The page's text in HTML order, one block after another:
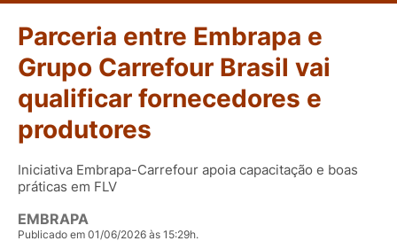
Parceria entre Embrapa e
Grupo Carrefour Brasil vai
qualificar fornecedores e
produtores
Iniciativa Embrapa-Carrefour apoia capacitação e boas
práticas em FLV
EMBRAPA
Publicado em 01/06/2026 às 15:29h.